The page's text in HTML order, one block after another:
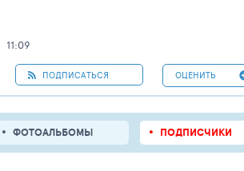
11:09
ПОДПИСАТЬСЯ ОЦЕНИТЬ
ФОТОАЛЬБОМЫ ПОДПИСЧИКИ